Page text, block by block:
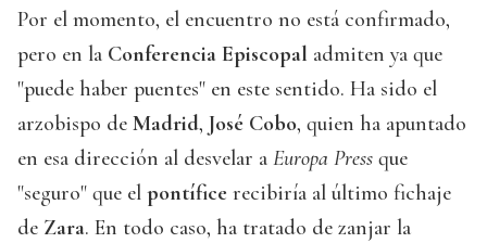
Por el momento, el encuentro no está confirmado,
pero en la Conferencia Episcopal admiten ya que
"puede haber puentes" en este sentido. Ha sido el
arzobispo de Madrid, José Cobo, quien ha apuntado
en esa dirección al desvelar a Europa Press que
"seguro" que el pontífice recibiría al último fichaje
de Zara. En todo caso, ha tratado de zanjar la